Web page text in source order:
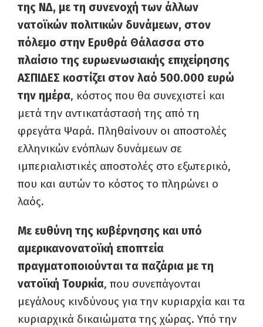
της ΝΔ, με τη συνενοχή των άλλων
νατοϊκών πο­λιτικών δυνάμεων, στον
πόλεμο στην Ερυθρά Θάλασσα στο
πλαίσιο της ευρωενωσιακής επι­χείρησης
ΑΣΠΙΔΕΣ κοστίζει στον λαό 500.000 ευρώ
την ημέρα, κόστος που θα συνεχιστεί και
μετά την αντικατάστασή της από τη
φρεγάτα Ψαρά. Πληθαίνουν οι αποστολές
ελληνικών ενό­πλων δυνάμεων σε
ιμπεριαλιστικές αποστολές στο εξωτερικό,
που και αυτών το κόστος το πληρώνει ο
λαός.
Με ευθύνη της κυβέρνησης και υπό
αμερικα­νονατοϊκή εποπτεία
πραγματοποιούνται τα πα­ζάρια με τη
νατοϊκή Τουρκία, που συνεπάγονται
μεγάλους κινδύνους για την κυριαρχία και τα
κυριαρχικά δικαιώματα της χώρας. Υπό την